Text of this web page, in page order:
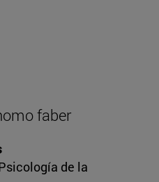
faber
de la